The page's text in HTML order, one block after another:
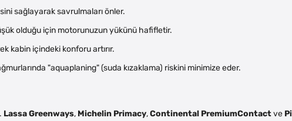
sağlayarak savrulmaları önler.
olduğu için motorunuzun yükünü hafifletir.
kabin içindeki konforu artırır.
"aquaplaning" (suda kızaklama) riskini minimize eder.
Lassa Greenways, Michelin Primacy,Continental PremiumContactve